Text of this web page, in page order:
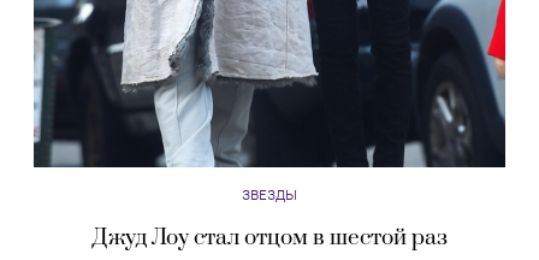
ЗВЕЗДЫ
Джуд Лоу стал отцом в шестой раз